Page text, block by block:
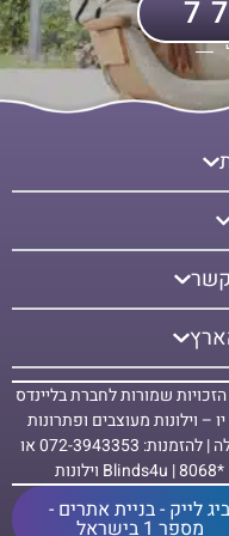
העיצובי, הכולל בחירה
במגוון צבעים עם ההיבט
בידוד תרמי ואקוסטי.
אותם לנפוצים בבתים
שמורות לחברת בליינדס
– וילונות מעוצבים ופתרונות
הצללה | להזמנות: 072-3943353 או
*8068 | Blinds4u וילונות
ביג לייק - בניית אתרים -
מספר 1 בישראל